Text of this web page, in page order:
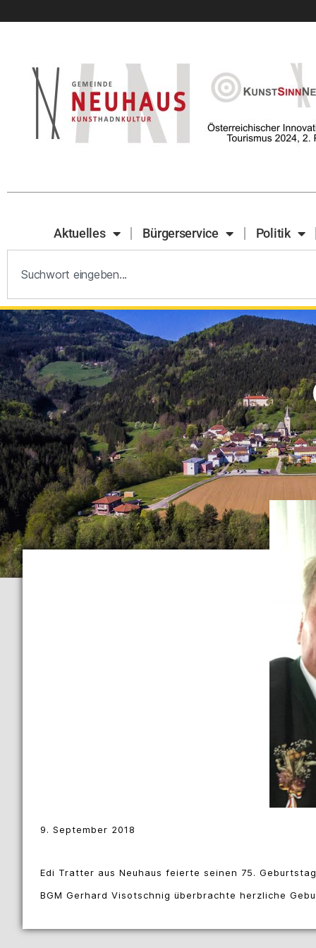
Aktuelles Bürgerservice Politik
9. September 2018
Edi Tratter aus Neuhaus feierte seinen 75.
BGM Gerhard Visotschnig überbrachte herzliche